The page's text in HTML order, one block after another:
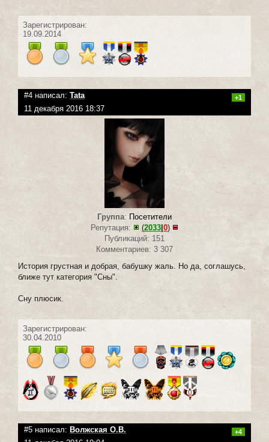
Зарегистрирован:
19.09.2014
#4 написал: Tata +1
11 декабря 2016 18:37
Группа: Посетители
Репутация:
(2033 0)
Публикаций: 151
Комментариев: 3 307
История грустная и добрая, бабушку жаль. Но да, соглашусь,
ближе тут категория "Сны".
Сну плюсик.
Зарегистрирован:
30.04.2010
#5 написал: Волжская О.В. +4